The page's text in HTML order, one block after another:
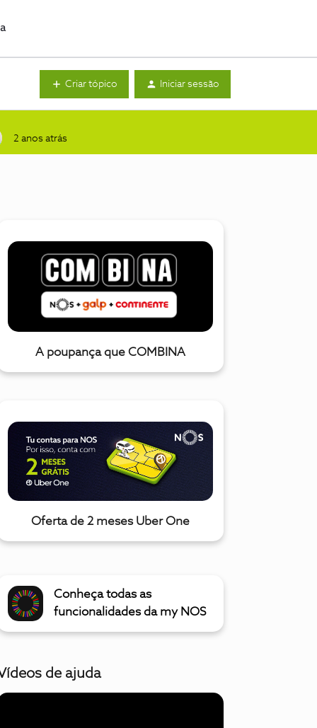
Criar tópico Iniciar sessão
2 anos atrás
A poupança que COMBINA
Oferta de 2 meses Uber One
Conheça todas as
funcionalidades da my NOS
de ajuda